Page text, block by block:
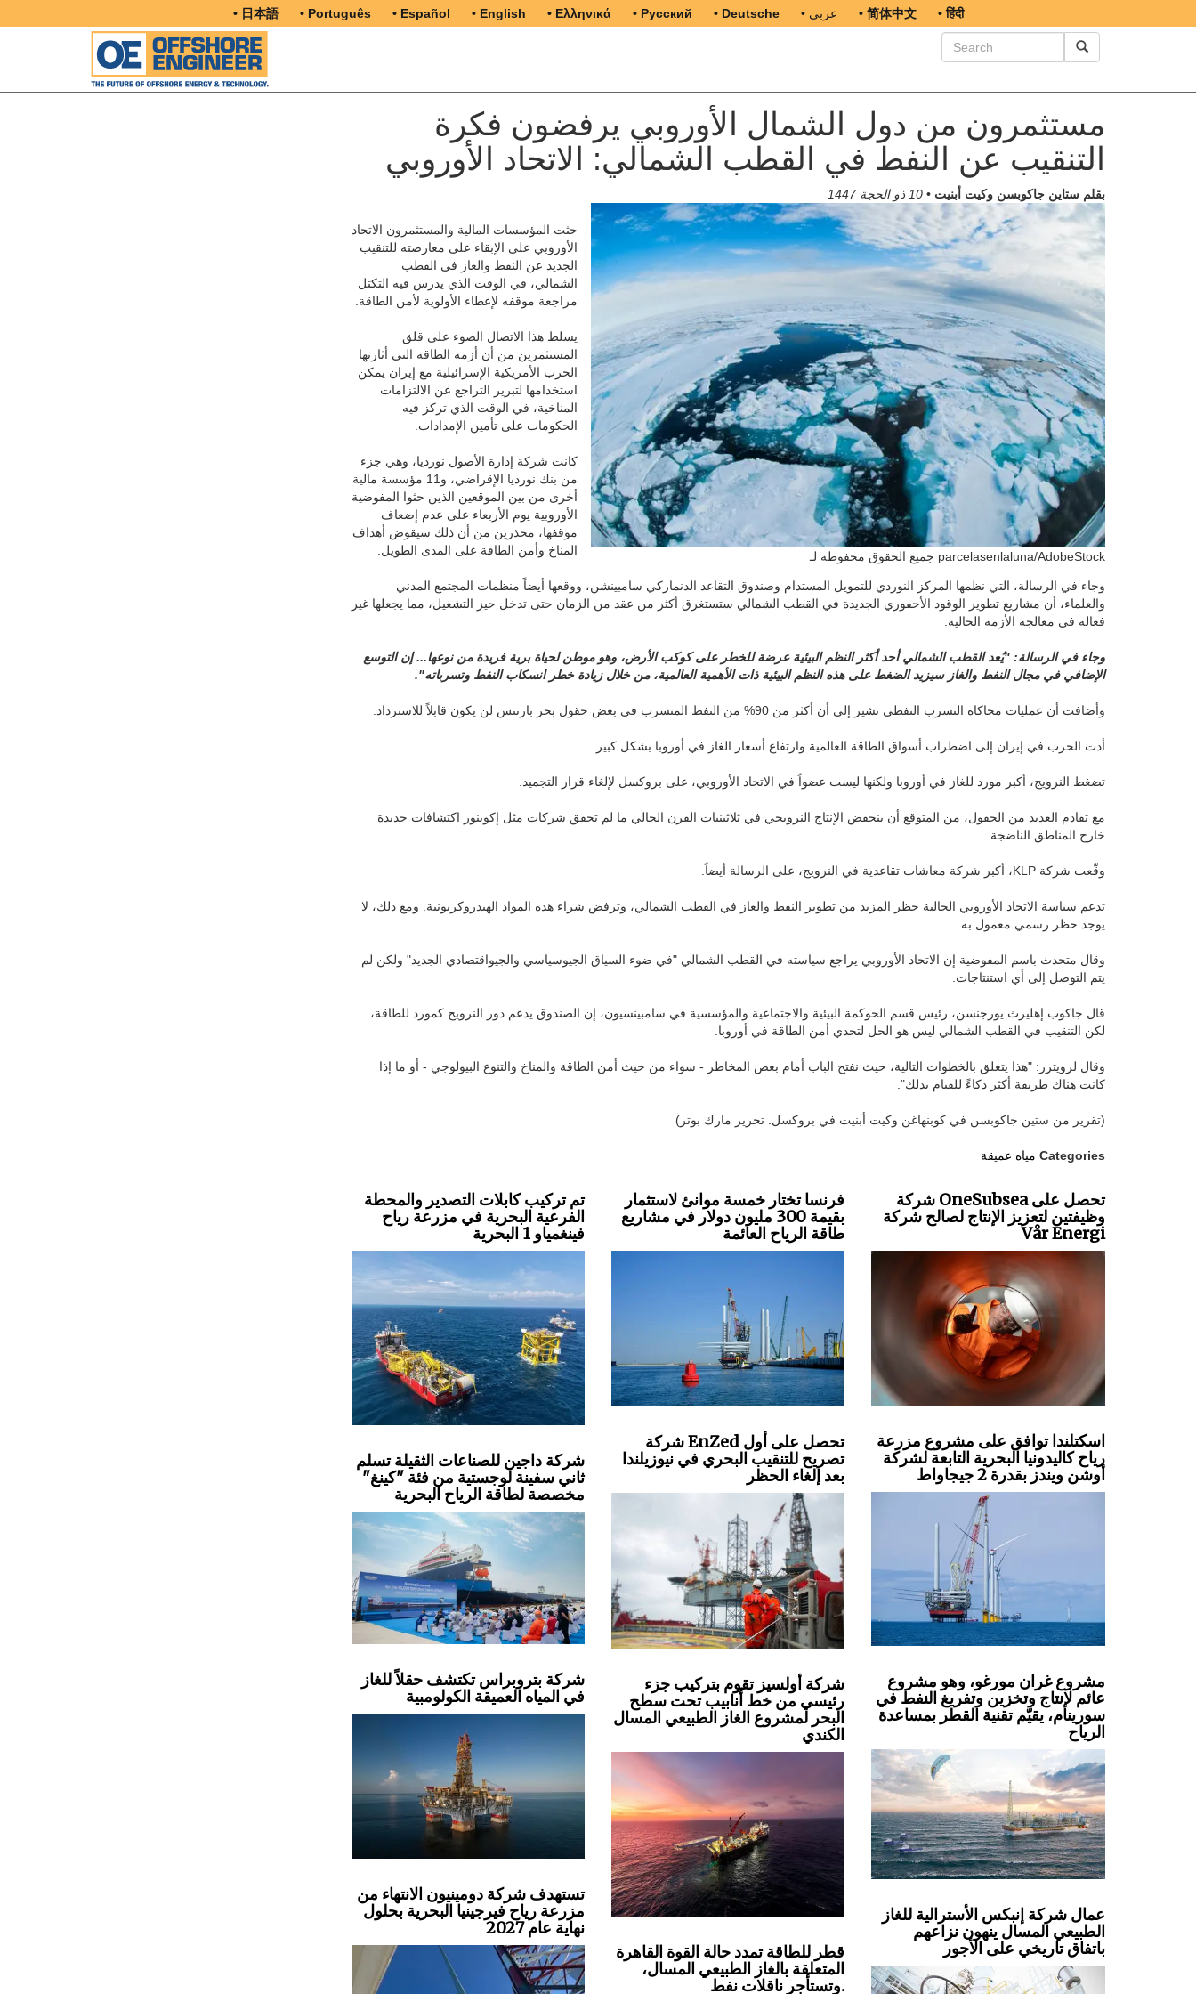
• 日本語 • Português • Español • English • Ελληνικά • Русский • Deutsche • عربى • 简体中文 • हिंदी
مستثمرون من دول الشمال الأوروبي يرفضون فكرة
التنقيب عن النفط في القطب الشمالي: الاتحاد الأوروبي
بقلم ستاين جاكوبسن وكيت أبنيت • 10 ذو الحجة 1447
جميع الحقوق محفوظة لـ parcelasenlaluna/AdobeStock
حثت المؤسسات المالية والمستثمرون الاتحاد
الأوروبي على الإبقاء على معارضته للتنقيب
الجديد عن النفط والغاز في القطب
الشمالي، في الوقت الذي يدرس فيه التكتل
مراجعة موقفه لإعطاء الأولوية لأمن الطاقة.
يسلط هذا الاتصال الضوء على قلق
المستثمرين من أن أزمة الطاقة التي أثارتها
الحرب الأمريكية الإسرائيلية مع إيران يمكن
استخدامها لتبرير التراجع عن الالتزامات
المناخية، في الوقت الذي تركز فيه
الحكومات على تأمين الإمدادات.
كانت شركة إدارة الأصول نورديا، وهي جزء
من بنك نورديا الإقراضي، و11 مؤسسة مالية
أخرى من بين الموقعين الذين حثوا المفوضية
الأوروبية يوم الأربعاء على عدم إضعاف
موقفها، محذرين من أن ذلك سيقوض أهداف
المناخ وأمن الطاقة على المدى الطويل.
وجاء في الرسالة، التي نظمها المركز النوردي للتمويل المستدام وصندوق التقاعد الدنماركي سامبينشن، ووقعها أيضاً منظمات المجتمع المدني
والعلماء، أن مشاريع تطوير الوقود الأحفوري الجديدة في القطب الشمالي ستستغرق أكثر من عقد من الزمان حتى تدخل حيز التشغيل، مما يجعلها غير
فعالة في معالجة الأزمة الحالية.
وجاء في الرسالة: "يُعد القطب الشمالي أحد أكثر النظم البيئية عرضة للخطر على كوكب الأرض، وهو موطن لحياة برية فريدة من نوعها... إن التوسع
الإضافي في مجال النفط والغاز سيزيد الضغط على هذه النظم البيئية ذات الأهمية العالمية، من خلال زيادة خطر انسكاب النفط وتسرباته".
وأضافت أن عمليات محاكاة التسرب النفطي تشير إلى أن أكثر من 90% من النفط المتسرب في بعض حقول بحر بارنتس لن يكون قابلاً للاسترداد.
أدت الحرب في إيران إلى اضطراب أسواق الطاقة العالمية وارتفاع أسعار الغاز في أوروبا بشكل كبير.
تضغط النرويج، أكبر مورد للغاز في أوروبا ولكنها ليست عضواً في الاتحاد الأوروبي، على بروكسل لإلغاء قرار التجميد.
مع تقادم العديد من الحقول، من المتوقع أن ينخفض الإنتاج النرويجي في ثلاثينيات القرن الحالي ما لم تحقق شركات مثل إكوينور اكتشافات جديدة
خارج المناطق الناضجة.
وقّعت شركة KLP، أكبر شركة معاشات تقاعدية في النرويج، على الرسالة أيضاً.
تدعم سياسة الاتحاد الأوروبي الحالية حظر المزيد من تطوير النفط والغاز في القطب الشمالي، وترفض شراء هذه المواد الهيدروكربونية. ومع ذلك، لا
يوجد حظر رسمي معمول به.
وقال متحدث باسم المفوضية إن الاتحاد الأوروبي يراجع سياسته في القطب الشمالي "في ضوء السياق الجيوسياسي والجيواقتصادي الجديد" ولكن لم
يتم التوصل إلى أي استنتاجات.
قال جاكوب إهليرث يورجنسن، رئيس قسم الحوكمة البيئية والاجتماعية والمؤسسية في سامبينسيون، إن الصندوق يدعم دور النرويج كمورد للطاقة،
لكن التنقيب في القطب الشمالي ليس هو الحل لتحدي أمن الطاقة في أوروبا.
وقال لرويترز: "هذا يتعلق بالخطوات التالية، حيث نفتح الباب أمام بعض المخاطر - سواء من حيث أمن الطاقة والمناخ والتنوع البيولوجي - أو ما إذا
كانت هناك طريقة أكثر ذكاءً للقيام بذلك".
(تقرير من ستين جاكوبسن في كوبنهاغن وكيت أبنيت في بروكسل. تحرير مارك بوتر)
مياه عميقة Categories
تم تركيب كابلات التصدير والمحطة
الفرعية البحرية في مزرعة رياح
فينغمياو 1 البحرية
شركة داجين للصناعات الثقيلة تسلم
ثاني سفينة لوجستية من فئة "كينغ"
مخصصة لطاقة الرياح البحرية
شركة بتروبراس تكتشف حقلاً للغاز
في المياه العميقة الكولومبية
تستهدف شركة دومينيون الانتهاء من
مزرعة رياح فيرجينيا البحرية بحلول
نهاية عام 2027
فرنسا تختار خمسة موانئ لاستثمار
بقيمة 300 مليون دولار في مشاريع
طاقة الرياح العائمة
شركة EnZed تحصل على أول
تصريح للتنقيب البحري في نيوزيلندا
بعد إلغاء الحظر
شركة أولسيز تقوم بتركيب جزء
رئيسي من خط أنابيب تحت سطح
البحر لمشروع الغاز الطبيعي المسال
الكندي
قطر للطاقة تمدد حالة القوة القاهرة
المتعلقة بالغاز الطبيعي المسال،
وتستأجر ناقلات نفط.
شركة OneSubsea تحصل على
وظيفتين لتعزيز الإنتاج لصالح شركة
Vår Energi
اسكتلندا توافق على مشروع مزرعة
رياح كاليدونيا البحرية التابعة لشركة
أوشن ويندز بقدرة 2 جيجاواط
مشروع غران مورغو، وهو مشروع
عائم لإنتاج وتخزين وتفريغ النفط في
سورينام، يقيّم تقنية القطر بمساعدة
الرياح
عمال شركة إنبكس الأسترالية للغاز
الطبيعي المسال ينهون نزاعهم
باتفاق تاريخي على الأجور